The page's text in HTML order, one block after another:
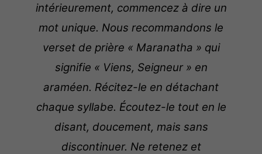
intérieurement, commencez à dire un
mot unique. Nous recommandons le
verset de prière « Maranatha » qui
signifie « Viens, Seigneur » en
araméen. Récitez-le en détachant
chaque syllabe. Écoutez-le tout en le
disant, doucement, mais sans
discontinuer. Ne retenez et